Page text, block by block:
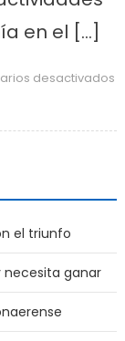
en el […]
desactivados
el triunfo
necesita ganar